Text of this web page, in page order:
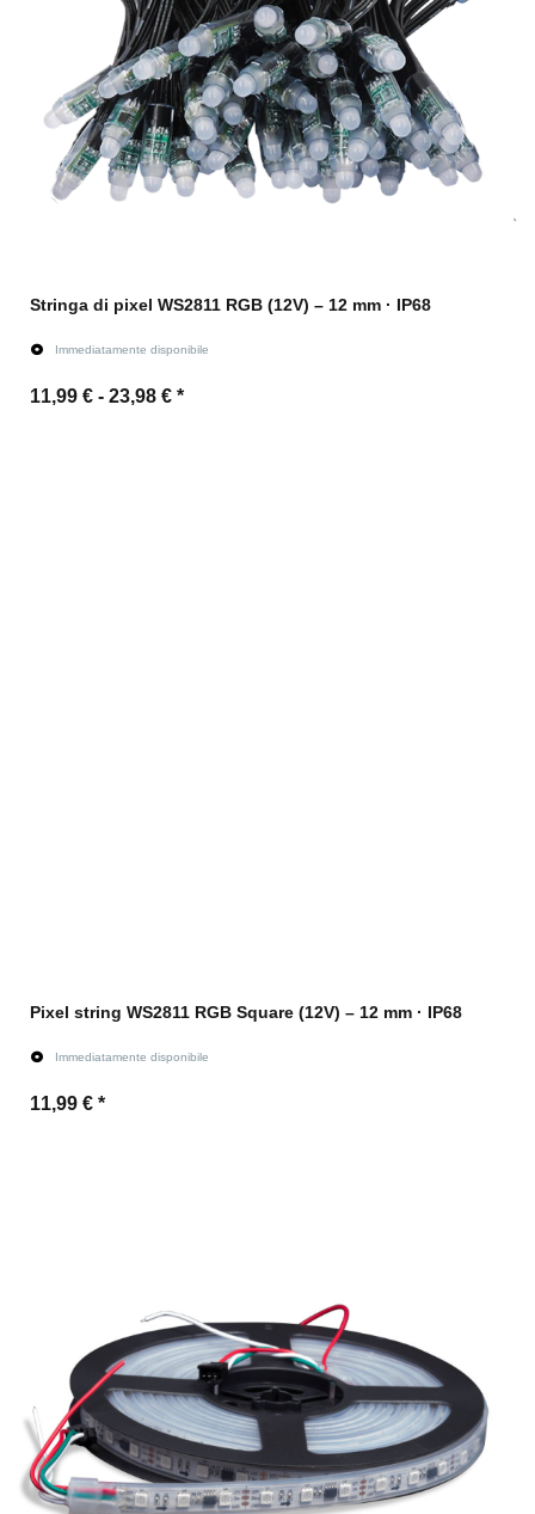
Stringa di pixel WS2811 RGB (12V) – 12 mm · IP68
Immediatamente disponibile
11,99 € - 23,98 € *
Pixel string WS2811 RGB Square (12V) – 12 mm · IP68
Immediatamente disponibile
11,99 € *